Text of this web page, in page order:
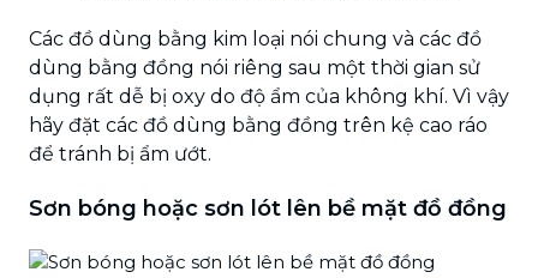
Các đồ dùng bằng kim loại nói chung và các đồ
dùng bằng đồng nói riêng sau một thời gian sử
dụng rất dễ bị oxy do độ ẩm của không khí. Vì vậy
hãy đặt các đồ dùng bằng đồng trên kệ cao ráo
để tránh bị ẩm ướt.
Sơn bóng hoặc sơn lót lên bề mặt đồ đồng